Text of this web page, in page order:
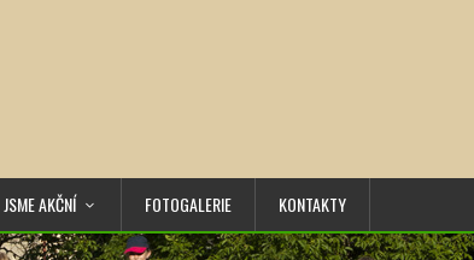
JSME AKČNÍ FOTOGALERIE KONTAKTY